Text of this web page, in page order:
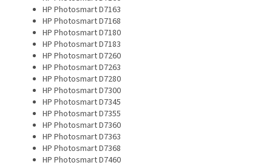
HP Photosmart D7163
HP Photosmart D7168
HP Photosmart D7180
HP Photosmart D7183
HP Photosmart D7260
HP Photosmart D7263
HP Photosmart D7280
HP Photosmart D7300
HP Photosmart D7345
HP Photosmart D7355
HP Photosmart D7360
HP Photosmart D7363
HP Photosmart D7368
HP Photosmart D7460